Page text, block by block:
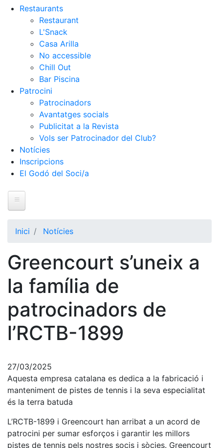
Restaurants
Restaurant
L'Snack
Casa Arilla
No accessible
Chill Out
Bar Piscina
Patrocini
Patrocinadors
Avantatges socials
Publicitat a la Revista
Vols ser Patrocinador del Club?
Notícies
Inscripcions
El Godó del Soci/a
Història
La nostra
història
Cronologia
Presidents
Organització
directiva
Comissions
i comités
Estructura
Fundació
Inici Notícies
Greencourt s’uneix a
la família de
patrocinadors de
l’RCTB-1899
27/03/2025
Aquesta empresa catalana es dedica a la fabricació i
manteniment de pistes de tennis i la seva especialitat
és la terra batuda
L’RCTB-1899 i Greencourt han arribat a un acord de
patrocini per sumar esforços i garantir les millors
pistes de tennis pels nostres socis i sòcies. Greencourt